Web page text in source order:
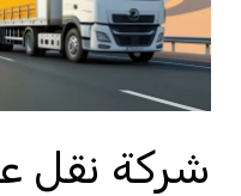
شركة نقل
الطائف
الى
الرياض
0532467173